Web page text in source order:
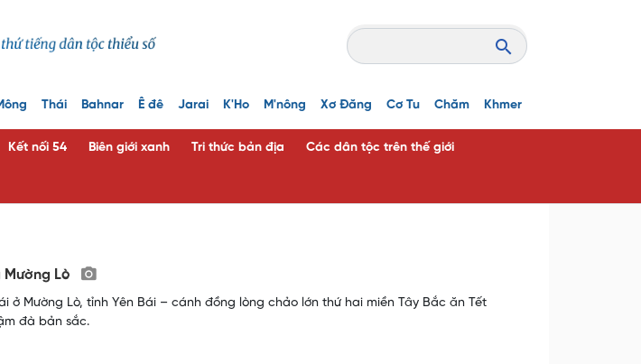
Thái Bahnar Ê đê Jarai K'Ho M'nông Xơ Đăng Cơ Tu Chăm Khmer
Kết nối 54 Biên giới xanh Tri thức bản địa Các dân tộc trên thế giới
Lò
ở Mường Lò, tỉnh Yên Bái – cánh đồng lòng chảo lớn thứ hai miền Tây Bắc ăn Tết
đà bản sắc.